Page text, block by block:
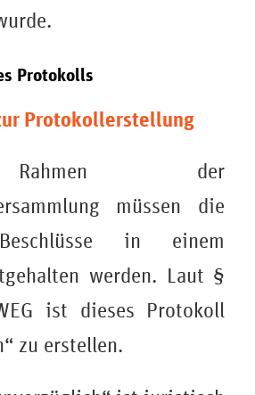
Protokolls
Protokollerstellung
der
müssen die
in einem
werden. Laut §
ist dieses Protokoll
zu erstellen.